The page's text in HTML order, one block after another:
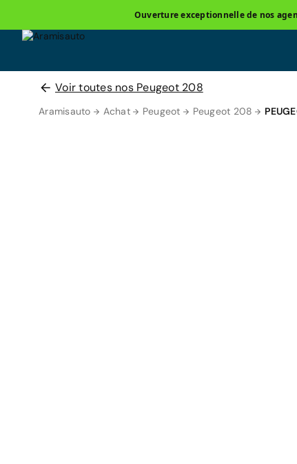
Ouverture exceptionnelle de nos
Voir toutes nos Peugeot 208
Aramisauto Achat Peugeot Peugeot 208